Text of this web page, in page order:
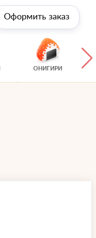
Оформить заказ
ОНИГИРИ